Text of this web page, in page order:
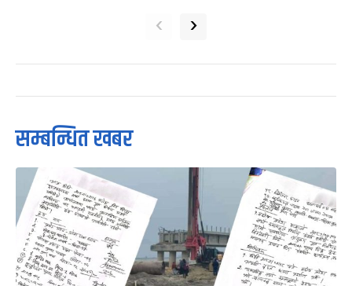
‹ ›
सम्बन्धित खबर